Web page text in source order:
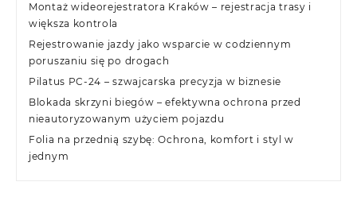
Montaż wideorejestratora Kraków – rejestracja trasy i
większa kontrola
Rejestrowanie jazdy jako wsparcie w codziennym
poruszaniu się po drogach
Pilatus PC-24 – szwajcarska precyzja w biznesie
Blokada skrzyni biegów – efektywna ochrona przed
nieautoryzowanym użyciem pojazdu
Folia na przednią szybę: Ochrona, komfort i styl w
jednym